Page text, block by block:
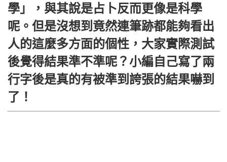
學」，與其說是占卜反而更像是科學
呢。但是沒想到竟然連筆跡都能夠看出
人的這麼多方面的個性，大家實際測試
後覺得結果準不準呢？小編自己寫了兩
行字後是真的有被準到誇張的結果嚇到
了！